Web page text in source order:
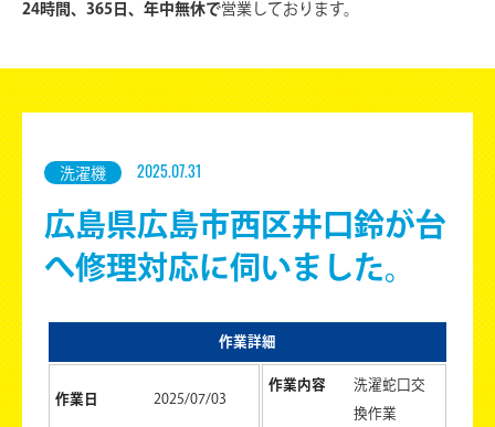
24時間、365日、年中無休で営業しております。
洗濯機 2025.07.31
広島県広島市西区井口鈴が台
へ修理対応に伺いました。
作業詳細
作業日 2025/07/03
作業内容
洗濯蛇口交
換作業